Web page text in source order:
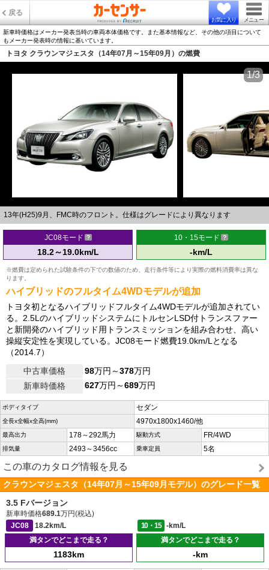
戻る
お気に入り メニュー
新車時価格はメーカー発表当時の車両本体価格です。また基本情報など、その他の項目について
もメーカー発表時の情報に基いています。
トヨタ クラウンマジェスタ（14年07月～15年09月）の燃費
13年(H25)9月、FMC時のフロント。仕様はグレードにより異なります
1/3
JC08モード
18.2～19.0km/L
10・15モード
-km/L
※燃費は定められた試験条件の下での数値のため、走行条件等により実際の燃料消費率は異な
ります。
ハイブリッドのフルタイム4WDモデルが追加
トヨタ初となるハイブリッドフルタイム4WDモデルが追加されてい
る。2.5LのハイブリッドシステムにトルセンLSD付トランスファー
と新開発のハイブリッド用トランスミッションを組み合わせ、高い
操縦安定性を実現している。JC08モード燃費19.0km/Lとなる
（2014.7）
中古車価格
98万円～378万円
新車時価格
627万円～689万円
ボディタイプ セダン
全長x全幅x全高(mm) 4970x1800x1460/他
最高出力 178～292馬力 駆動方式 FR/4WD
排気量 2493～3456cc 乗車定員 5名
この車のカタログ情報を見る
クラウンマジェスタ（14年07月～15年09月モデル）のグレード一覧
3.5 Fバージョン
新車時価格689.1万円(税込)
JC08
18.2km/L 10・15
-km/L
満タンでどこまで走る？
1183km
満タンでどこまで走る？
-km